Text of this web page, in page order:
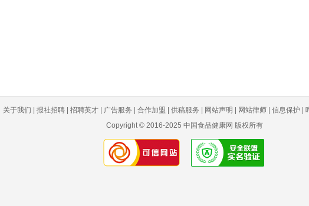
关于我们 | 报社招聘 | 招聘英才 | 广告服务 | 合作加盟 | 供稿服务 | 网站声明 | 网站律师 | 信息保护 |
Copyright © 2016-2025 中国食品健康网 版权所有